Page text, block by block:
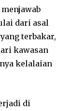
dari asal
terbakar,
kawasan
kelalaian
di